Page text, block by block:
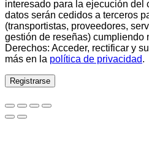
interesado para la ejecución del
datos serán cedidos a terceros
(transportistas, proveedores,
gestión de reseñas) cumpliendo
Derechos: Acceder, rectificar y
más en la política de privacidad.
Registrarse